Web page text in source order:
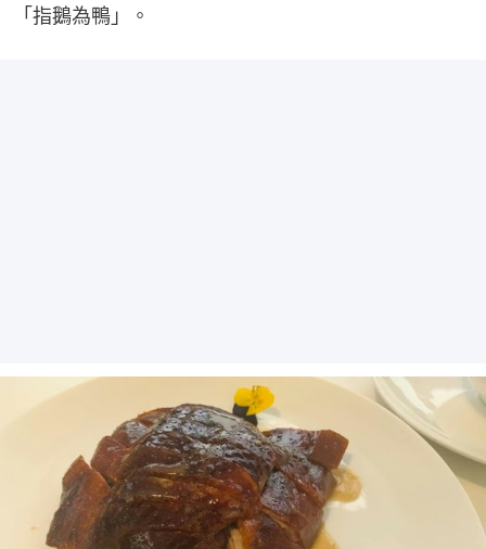
「指鵝為鴨」。